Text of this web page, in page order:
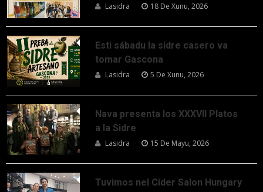
Lasidra 18 De Xunu, 2026
Esti sábadu la sidre casero va
tomar Gascona
Lasidra 5 De Xunu, 2026
Nava presenta los XXXVII Platos
a la Sidre
Lasidra 15 De Mayu, 2026
Tuvimos nel Cider Salon Hungary